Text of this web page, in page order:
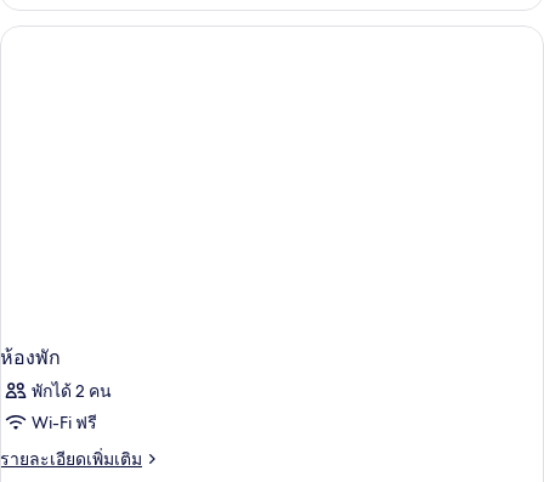
ทีฟ
กับ
ห้อง
ห้องพัก
พักได้ 2 คน
Wi-Fi ฟรี
รายละเอียดเพิ่มเติม
ราย